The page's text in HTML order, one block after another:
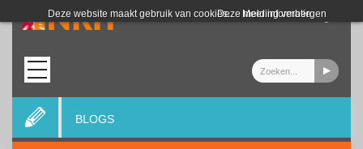
Deze website maakt gebruik van cookies. Meer informatie
Deze melding verbergen
Login
BLOGS